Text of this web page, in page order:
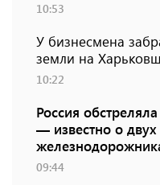
10:53
У бизнесмена
земли на
10:22
Россия
— известно о
09:44